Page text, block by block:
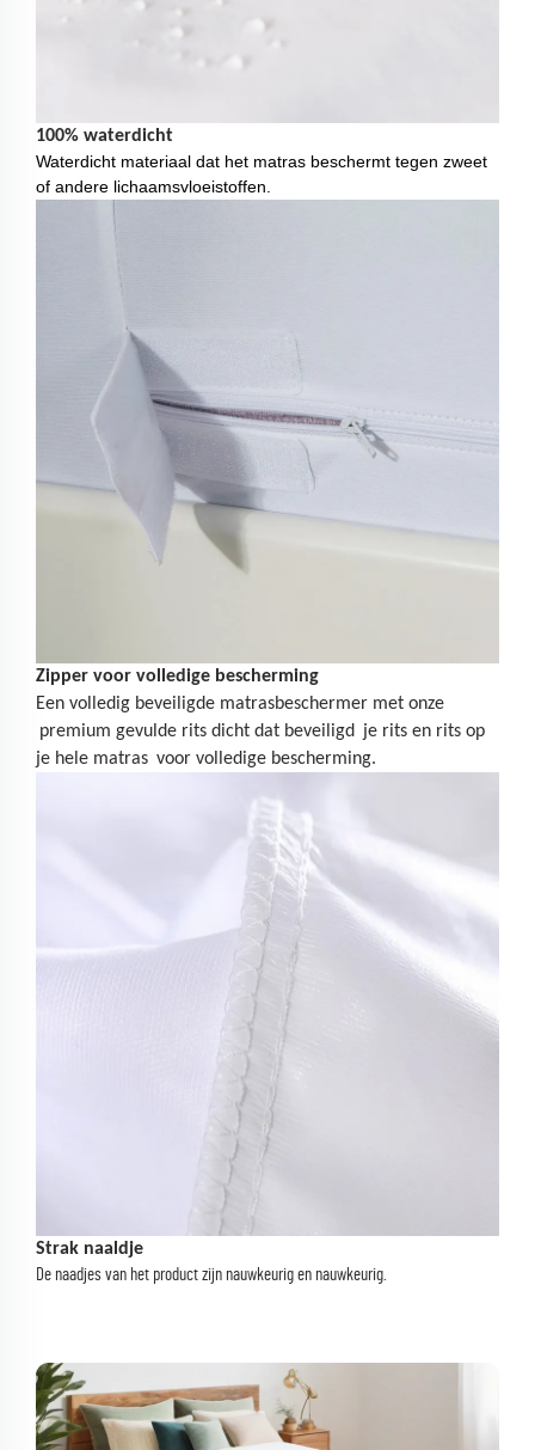
100% waterdicht
Waterdicht materiaal dat het matras beschermt tegen zweet
of andere lichaamsvloeistoffen.
Zipper voor volledige bescherming
Een volledig beveiligde matrasbeschermer met onze
premium gevulde rits dicht dat beveiligd je rits en rits op
je hele matras voor volledige bescherming.
Strak naaldje
De naadjes van het product zijn nauwkeurig en nauwkeurig.